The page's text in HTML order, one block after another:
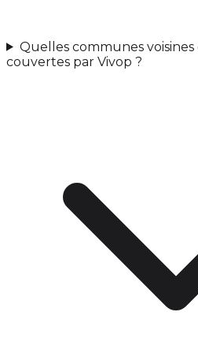
Quelles communes
couvertes par Vivop ?